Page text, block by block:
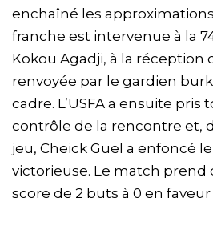
enchaîné les
franche est intervenue à la
Kokou Agadji, à la réception
renvoyée par le gardien
cadre. L’USFA a ensuite
contrôle de la rencontre et,
jeu, Cheick Guel a enfoncé
victorieuse. Le match prend
score de 2 buts à 0 en faveur